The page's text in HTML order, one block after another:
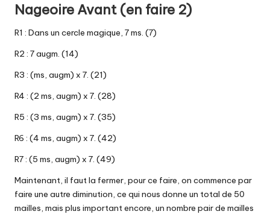
Nageoire Avant (en faire 2)
R1 : Dans un cercle magique, 7 ms. (7)
R2 : 7 augm. (14)
R3 : (ms, augm) x 7. (21)
R4 : (2 ms, augm) x 7. (28)
R5 : (3 ms, augm) x 7. (35)
R6 : (4 ms, augm) x 7. (42)
R7 : (5 ms, augm) x 7. (49)
Maintenant, il faut la fermer, pour ce faire, on commence par
faire une autre diminution, ce qui nous donne un total de 50
mailles, mais plus important encore, un nombre pair de mailles